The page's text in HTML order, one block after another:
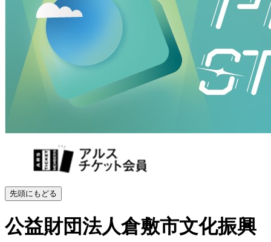
先頭にもどる
公益財団法人倉敷市文化振興